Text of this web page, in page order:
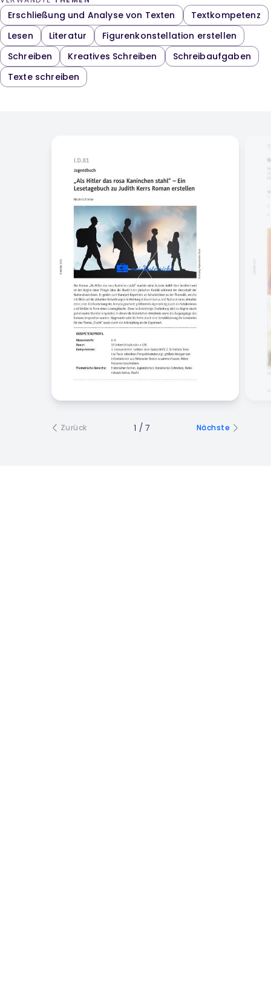
Erschließung und Analyse von Texten
Textkompetenz
Lesen
Literatur
Figurenkonstellation erstellen
Schreiben
Kreatives Schreiben
Schreibaufgaben
Texte schreiben
Zurück 1 /7 Nächste